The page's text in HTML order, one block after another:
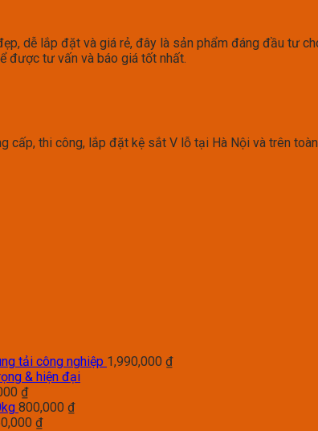
dễ lắp đặt và giá rẻ, đây là sản phẩm đáng đầu tư
được tư vấn và báo giá tốt nhất.
cấp, thi công, lắp đặt kệ sắt V lỗ tại Hà Nội và trên
tải công nghiệp 1,990,000 ₫
& hiện đại
₫
800,000 ₫
₫